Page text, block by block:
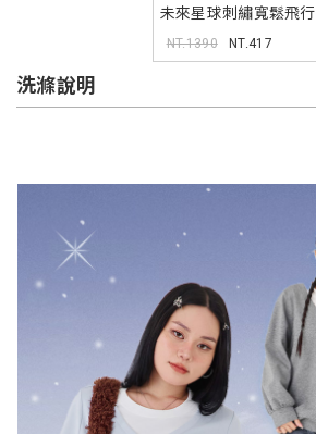
未來星球刺繡寬鬆飛行
外套(unisex)
(MIND.A.DAY聯名)
NT.1390 NT.417
洗滌說明